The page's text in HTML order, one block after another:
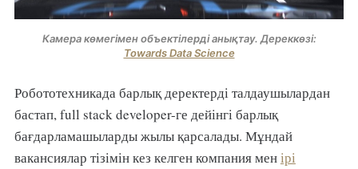
Камера көмегімен объектілерді анықтау. Дереккөзі:
Towards Data Science
Робототехникада барлық деректерді талдаушылардан
бастап, full stack developer-ге дейінгі барлық
бағдарламашыларды жылы қарсалады. Мұндай
вакансиялар тізімін кез келген компания менірі